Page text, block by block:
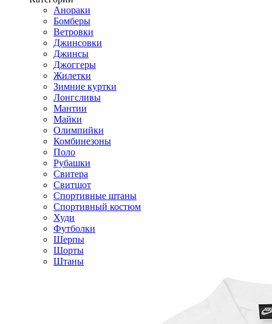
Анораки
Бомберы
Ветровки
Джинсовки
Джинсы
Джоггеры
Жилетки
Зимние куртки
Лонгсливы
Мантии
Майки
Олимпийки
Комбинезоны
Поло
Рубашки
Свитера
Свитшот
Спортивные штаны
Спортивный костюм
Худи
Футболки
Шерпы
Шорты
Штаны